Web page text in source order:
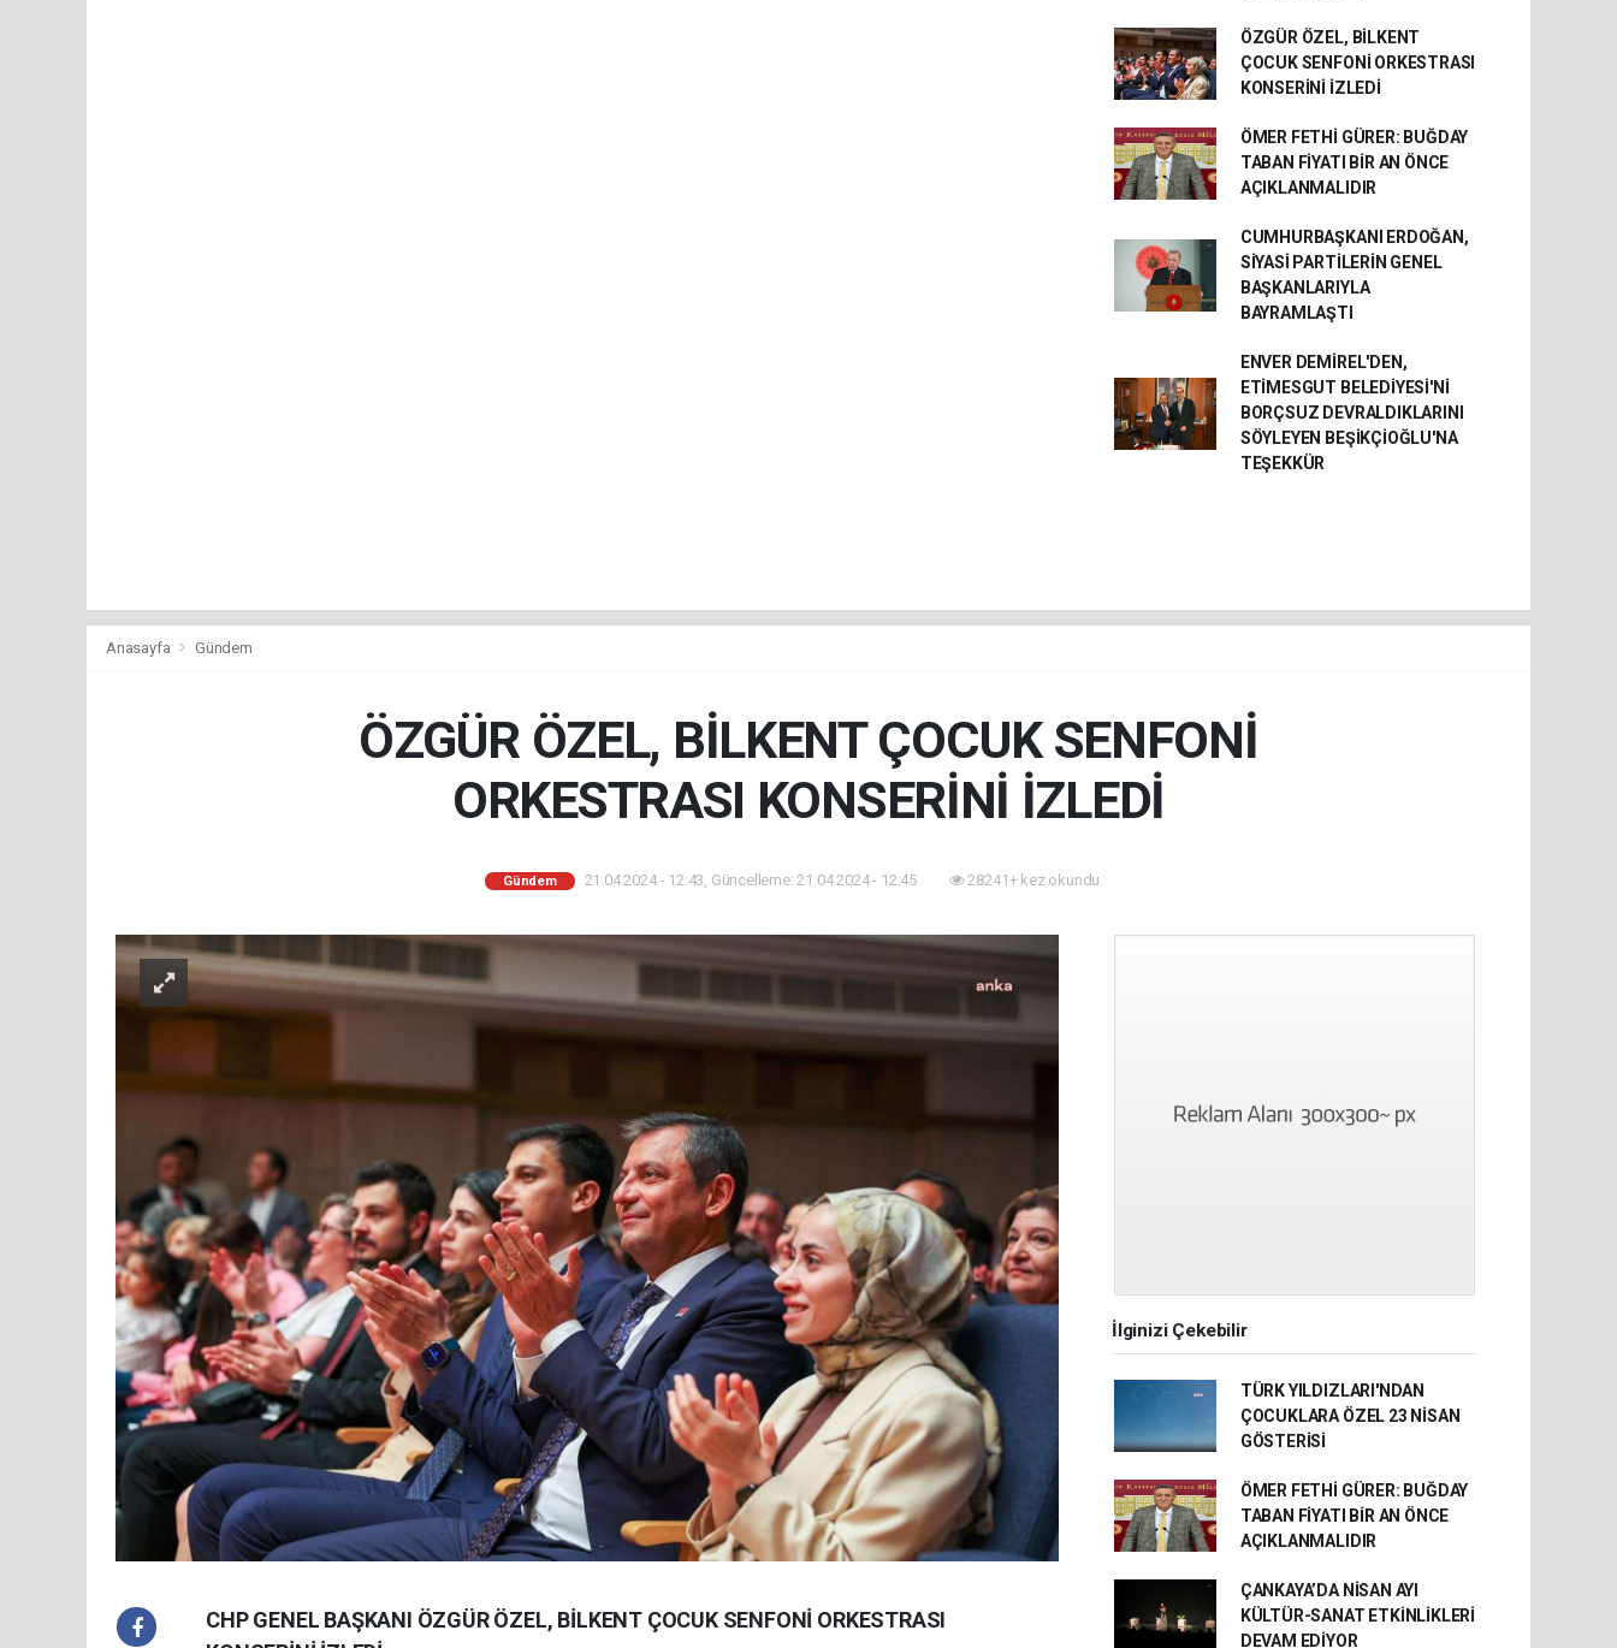
ÖZGÜR ÖZEL, BİLKENT
ÇOCUK SENFONİ ORKESTRASI
KONSERİNİ İZLEDİ
ÖMER FETHİ GÜRER: BUĞDAY
TABAN FİYATI BİR AN ÖNCE
AÇIKLANMALIDIR
CUMHURBAŞKANI ERDOĞAN,
SİYASİ PARTİLERİN GENEL
BAŞKANLARIYLA
BAYRAMLAŞTI
ENVER DEMİREL'DEN,
ETİMESGUT BELEDİYESİ'Nİ
BORÇSUZ DEVRALDIKLARINI
SÖYLEYEN BEŞİKÇİOĞLU'NA
TEŞEKKÜR
Anasayfa Gündem
ÖZGÜR ÖZEL, BİLKENT ÇOCUK SENFONİ
ORKESTRASI KONSERİNİ İZLEDİ
Gündem 21.04.2024 - 12:43, Güncelleme: 21.04.2024 - 12:45 28241+ kez okundu.
CHP GENEL BAŞKANI ÖZGÜR ÖZEL, BİLKENT ÇOCUK SENFONİ ORKESTRASI
İlginizi Çekebilir
TÜRK YILDIZLARI'NDAN
ÇOCUKLARA ÖZEL 23 NİSAN
GÖSTERİSİ
ÖMER FETHİ GÜRER: BUĞDAY
TABAN FİYATI BİR AN ÖNCE
AÇIKLANMALIDIR
ÇANKAYA’DA NİSAN AYI
KÜLTÜR-SANAT ETKİNLİKLERİ
DEVAM EDİYOR